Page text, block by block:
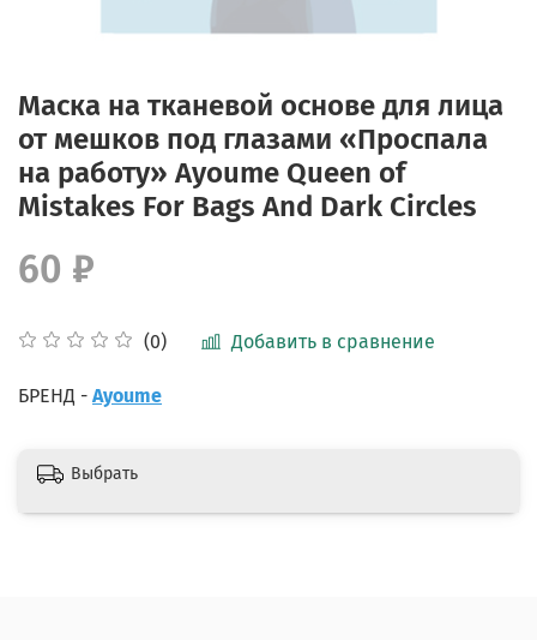
Маска на тканевой основе для лица
от мешков под глазами «Проспала
на работу» Ayoume Queen of
Mistakes For Bags And Dark Circles
(0) Добавить в сравнение
60 ₽
БРЕНД - Ayoume
Выбрать